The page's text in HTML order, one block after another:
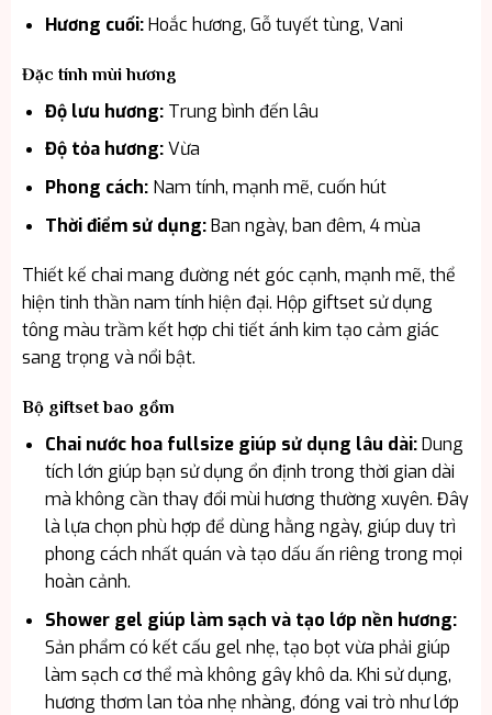
Hương cuối:Hoắc hương, Gỗ tuyết tùng, Vani
Đặc tính mùi hương
Độ lưu hương:Trung bình đến lâu
Độ tỏa hương:Vừa
Phong cách:Nam tính, mạnh mẽ, cuốn hút
Thời điểm sử dụng:Ban ngày, ban đêm, 4 mùa
Thiết kế chai mang đường nét góc cạnh, mạnh mẽ, thể
hiện tinh thần nam tính hiện đại. Hộp giftset sử dụng
tông màu trầm kết hợp chi tiết ánh kim tạo cảm giác
sang trọng và nổi bật.
Bộ giftset bao gồm
Chai nước hoa fullsize giúp sử dụng lâu dài:Dung
tích lớn giúp bạn sử dụng ổn định trong thời gian dài
mà không cần thay đổi mùi hương thường xuyên. Đây
là lựa chọn phù hợp để dùng hằng ngày, giúp duy trì
phong cách nhất quán và tạo dấu ấn riêng trong mọi
hoàn cảnh.
Shower gel giúp làm sạch và tạo lớp nền hương:
Sản phẩm có kết cấu gel nhẹ, tạo bọt vừa phải giúp
làm sạch cơ thể mà không gây khô da. Khi sử dụng,
hương thơm lan tỏa nhẹ nhàng, đóng vai trò như lớp